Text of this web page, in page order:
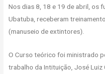
Nos dias 8, 18 e 19 de abril, os
Ubatuba, receberam
(manuseio de extintores).
O Curso teórico foi ministrado
trabalho da Intituição, José Luiz